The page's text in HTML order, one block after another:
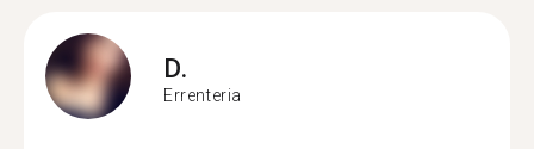
D.
Errenteria